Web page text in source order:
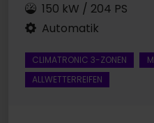
150 kW / 204 PS
Automatik
CLIMATRONIC 3-ZONEN
ALLWETTERREIFEN